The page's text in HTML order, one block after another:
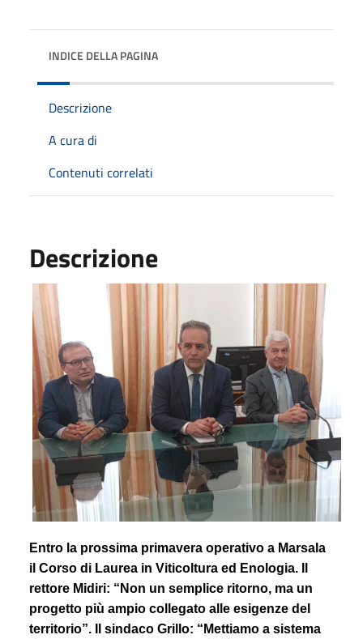
INDICE DELLA PAGINA
Descrizione
A cura di
Contenuti correlati
Descrizione
Entro la prossima primavera operativo a Marsala
il Corso di Laurea in Viticoltura ed Enologia. Il
rettore Midiri: “Non un semplice ritorno, ma un
progetto più ampio collegato alle esigenze del
territorio”. Il sindaco Grillo: “Mettiamo a sistema